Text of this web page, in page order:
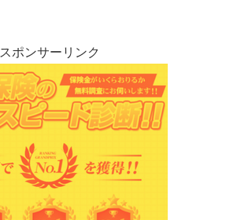
スポンサーリンク